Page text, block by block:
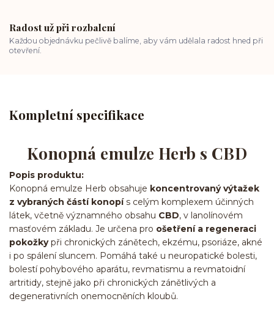
Radost už při rozbalení
Každou objednávku pečlivě balíme, aby vám udělala radost hned při
otevření.
Kompletní specifikace
Konopná emulze Herb s CBD
Popis produktu:
Konopná emulze Herb obsahuje koncentrovaný výtažek
z vybraných částí konopís celým komplexem účinných
látek, včetně významného obsahu CBD, v lanolínovém
masťovém základu. Je určena pro ošetření a regeneraci
pokožkypři chronických zánětech, ekzému, psoriáze, akné
i po spálení sluncem. Pomáhá také u neuropatické bolesti,
bolestí pohybového aparátu, revmatismu a revmatoidní
artritidy, stejně jako při chronických zánětlivých a
degenerativních onemocněních kloubů.